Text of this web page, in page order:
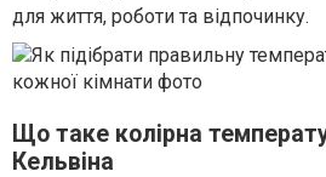
для життя, роботи та відпочинку.
Що таке колірна
Кельвіна